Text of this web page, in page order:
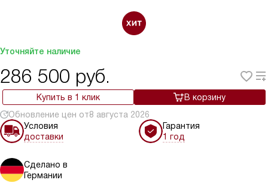
Уточняйте наличие
286 500 руб.
Купить в 1 клик
В корзину
Обновление цен от8 августа 2026
Условия
доставки
Гарантия
1 год
Сделано в
Германии